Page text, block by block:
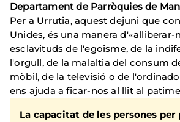
Departament de Parròquies de
Per a Urrutia, aquest dejuni que
Unides, és una manera d'«alliberar-
esclavituds de l'egoisme, de la
l'orgull, de la malaltia del consum
mòbil, de la televisió o de
ens ajuda a ficar-nos al llit al
La capacitat de les persones per